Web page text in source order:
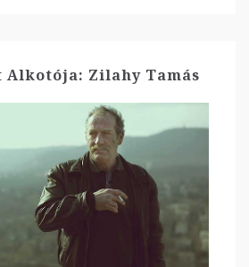
Alkotója: Zilahy Tamás